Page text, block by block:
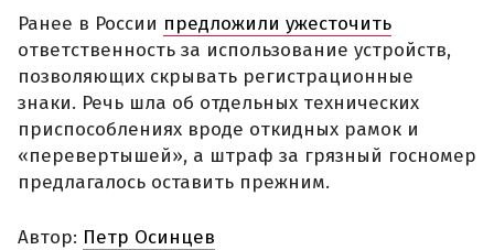
Ранее в России предложили ужесточить
ответственность за использование устройств,
позволяющих скрывать регистрационные
знаки. Речь шла об отдельных технических
приспособлениях вроде откидных рамок и
«перевертышей», а штраф за грязный госномер
предлагалось оставить прежним.
Автор: Петр Осинцев